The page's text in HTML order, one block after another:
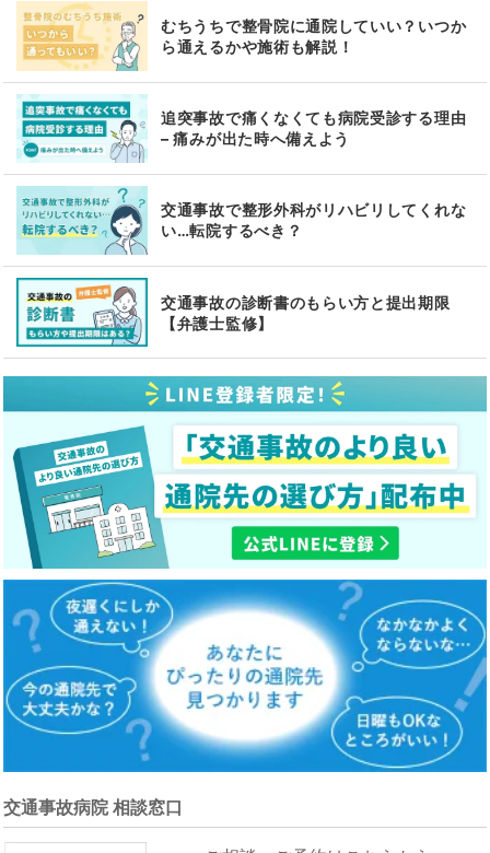
むちうちで整骨院に通院していい？いつか
ら通えるかや施術も解説！
追突事故で痛くなくても病院受診する理由
– 痛みが出た時へ備えよう
交通事故で整形外科がリハビリしてくれな
い…転院するべき？
交通事故の診断書のもらい方と提出期限
【弁護士監修】
交通事故病院 相談窓口